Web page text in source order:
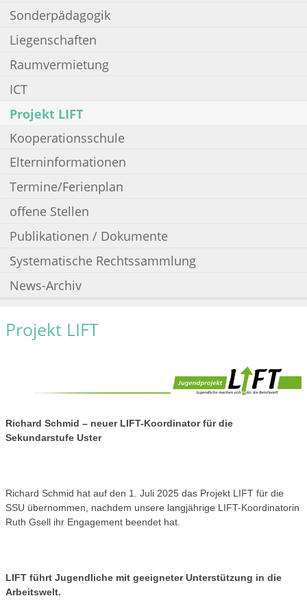
Sonderpädagogik
Liegenschaften
Raumvermietung
ICT
Projekt LIFT
Kooperationsschule
Elterninformationen
Termine/Ferienplan
offene Stellen
Publikationen / Dokumente
Systematische Rechtssammlung
News-Archiv
Projekt LIFT
Richard Schmid – neuer LIFT-Koordinator für die
Sekundarstufe Uster
Richard Schmid hat auf den 1. Juli 2025 das Projekt LIFT für die
SSU übernommen, nachdem unsere langjährige LIFT-Koordinatorin
Ruth Gsell ihr Engagement beendet hat.
LIFT führt Jugendliche mit geeigneter Unterstützung in die
Arbeitswelt.